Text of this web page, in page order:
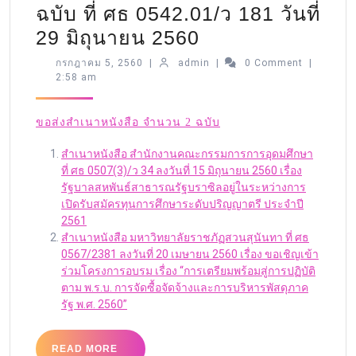
ฉบับ ที่ ศธ 0542.01/ว 181 วันที่
29 มิถุนายน 2560
กรกฎาคม 5, 2560 admin 0 Comment
2:58 am
ขอส่งสำเนาหนังสือ จำนวน 2 ฉบับ
สำเนาหนังสือ สำนักงานคณะกรรมการการอุดมศึกษา
ที่ ศธ 0507(3)/ว 34 ลงวันที่ 15 มิถุนายน 2560 เรื่อง
รัฐบาลสหพันธ์สาธารณรัฐบราซิลอยู่ในระหว่างการ
เปิดรับสมัครทุนการศึกษาระดับปริญญาตรี ประจำปี
2561
สำเนาหนังสือ มหาวิทยาลัยราชภัฏสวนสุนันทา ที่ ศธ
0567/2381 ลงวันที่ 20 เมษายน 2560 เรื่อง ขอเชิญเข้า
ร่วมโครงการอบรม เรื่อง “การเตรียมพร้อมสู่การปฏิบัติ
ตาม พ.ร.บ. การจัดซื้อจัดจ้างและการบริหารพัสดุภาค
รัฐ พ.ศ. 2560”
READ MORE